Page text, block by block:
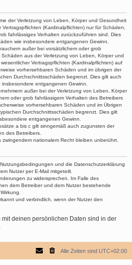
der Verletzung von Leben, Körper und Gesundheit
(Kardinalpflichten) nur für Schäden,
fahrlässiges Verhalten zurückzuführen sind. Dies
wie insbesondere entgangenen Gewinn.
außer bei vorsätzlichem oder grob
aus der Verletzung von Leben, Körper und
Vertragspflichten (Kardinalpflichten) auf
vorhersehbaren Schäden und im übrigen der
Durchschnittsschäden begrenzt. Dies gilt auch
entgangenen Gewinn.
außer bei der Verletzung von Leben, Körper
oder grob fahrlässigem Verhalten des Betreibers
vorhersehbaren Schäden und im Übrigen
Durchschnittsschäden begrenzt. Dies gilt
entgangenen Gewinn.
a bis c gilt sinngemäß auch zugunsten der
des Betreibers.
nationalem Recht bleiben unberührt.
und die Datenschutzerklärung
Nutzer per E-Mail mitgeteilt.
zu widersprechen. Im Falle des
dem Betreiber und dem Nutzer bestehende
und verbindlich, wenn der Nutzer den
deinen persönlichen Daten sind in der
Alle Zeiten sind UTC+02:00